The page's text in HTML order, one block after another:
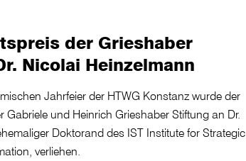
der Grieshaber
Nicolai Heinzelmann
Jahrfeier der HTWG Konstanz wurde der
Gabriele und Heinrich Grieshaber Stiftung an Dr.
Doktorand des IST Institute for Strategic
verliehen.